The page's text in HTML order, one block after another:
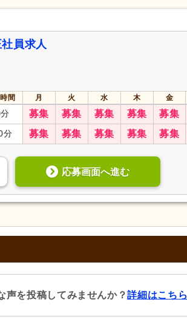
員求人
間 月 火 水 木 金
募集 募集 募集 募集 募集
分 募集 募集 募集 募集 募集
応募画面へ進む
声を投稿してみませんか？詳細はこちら